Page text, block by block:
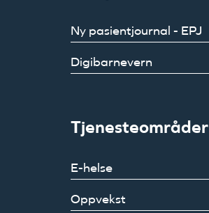
Ny pasientjournal - EPJ
Digibarnevern
Tjenesteområder
E-helse
Oppvekst